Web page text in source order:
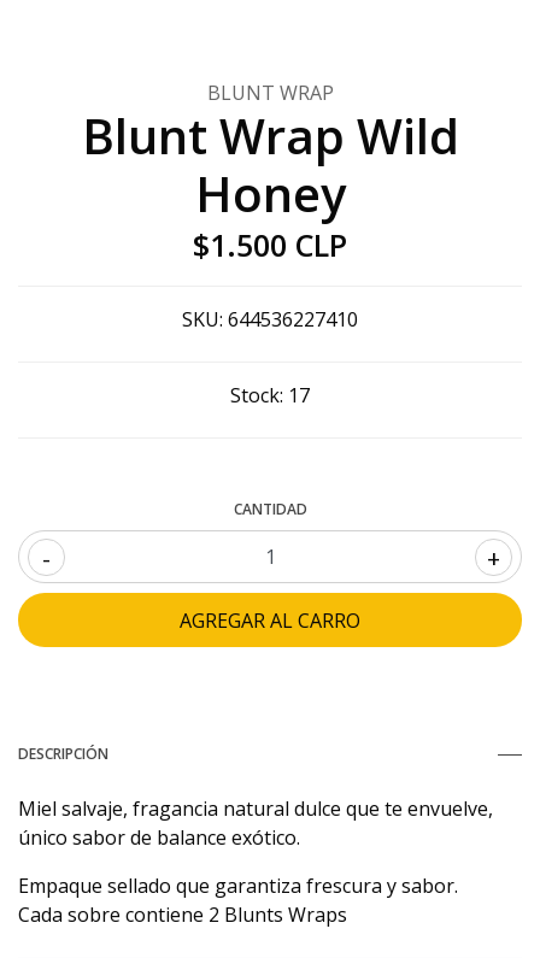
BLUNT WRAP
Blunt Wrap Wild
Honey
$1.500 CLP
SKU: 644536227410
Stock: 17
CANTIDAD
- +
DESCRIPCIÓN
Miel salvaje, fragancia natural dulce que te envuelve,
único sabor de balance exótico.
Empaque sellado que garantiza frescura y sabor.
Cada sobre contiene 2 Blunts Wraps